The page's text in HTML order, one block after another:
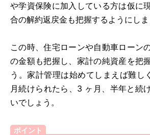
や学資保険に加入している方は仮に
合の解約返戻金も把握するようにしま
この時、住宅ローンや自動車ローン
の金額も把握し、家計の純資産を把
う。家計管理は始めてしまえば難し
月続けられたら、3 ヶ月、半年と続
いでしょう。
ポイント